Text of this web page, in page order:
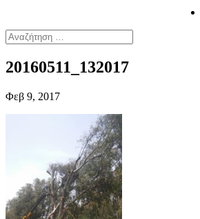
20160511_132017
Φεβ 9, 2017